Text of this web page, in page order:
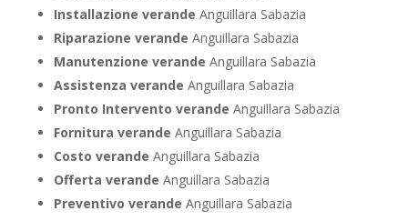
Installazione verande Anguillara Sabazia
Riparazione verande Anguillara Sabazia
Manutenzione verande Anguillara Sabazia
Assistenza verande Anguillara Sabazia
Pronto Intervento verande Anguillara Sabazia
Fornitura verande Anguillara Sabazia
Costo verande Anguillara Sabazia
Offerta verande Anguillara Sabazia
Preventivo verande Anguillara Sabazia